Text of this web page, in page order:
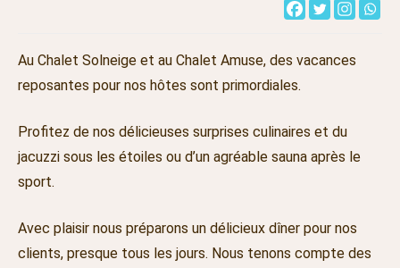
Au Chalet Solneige et au Chalet Amuse, des vacances
reposantes pour nos hôtes sont primordiales.
Profitez de nos délicieuses surprises culinaires et du
jacuzzi sous les étoiles ou d’un agréable sauna après le
sport.
Avec plaisir nous préparons un délicieux dîner pour nos
clients, presque tous les jours. Nous tenons compte des